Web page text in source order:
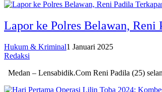
Lapor ke Polres Belawan, Reni
Hukum & Kriminal1 Januari 2025
Redaksi
Medan – Lensabidik.Com Reni Padila (25)